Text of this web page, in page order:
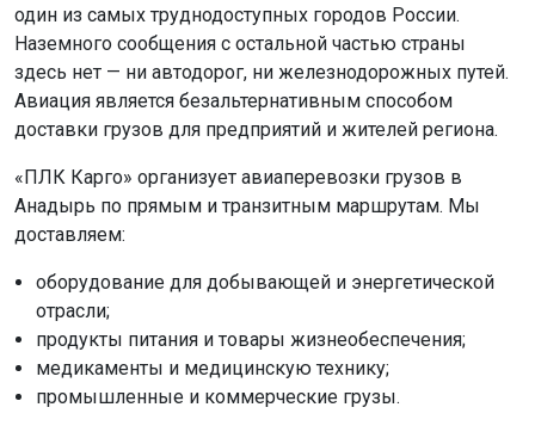
один из самых труднодоступных городов России.
Наземного сообщения с остальной частью страны
здесь нет — ни автодорог, ни железнодорожных путей.
Авиация является безальтернативным способом
доставки грузов для предприятий и жителей региона.
«ПЛК Карго» организует авиаперевозки грузов в
Анадырь по прямым и транзитным маршрутам. Мы
доставляем:
оборудование для добывающей и энергетической
отрасли;
продукты питания и товары жизнеобеспечения;
медикаменты и медицинскую технику;
промышленные и коммерческие грузы.